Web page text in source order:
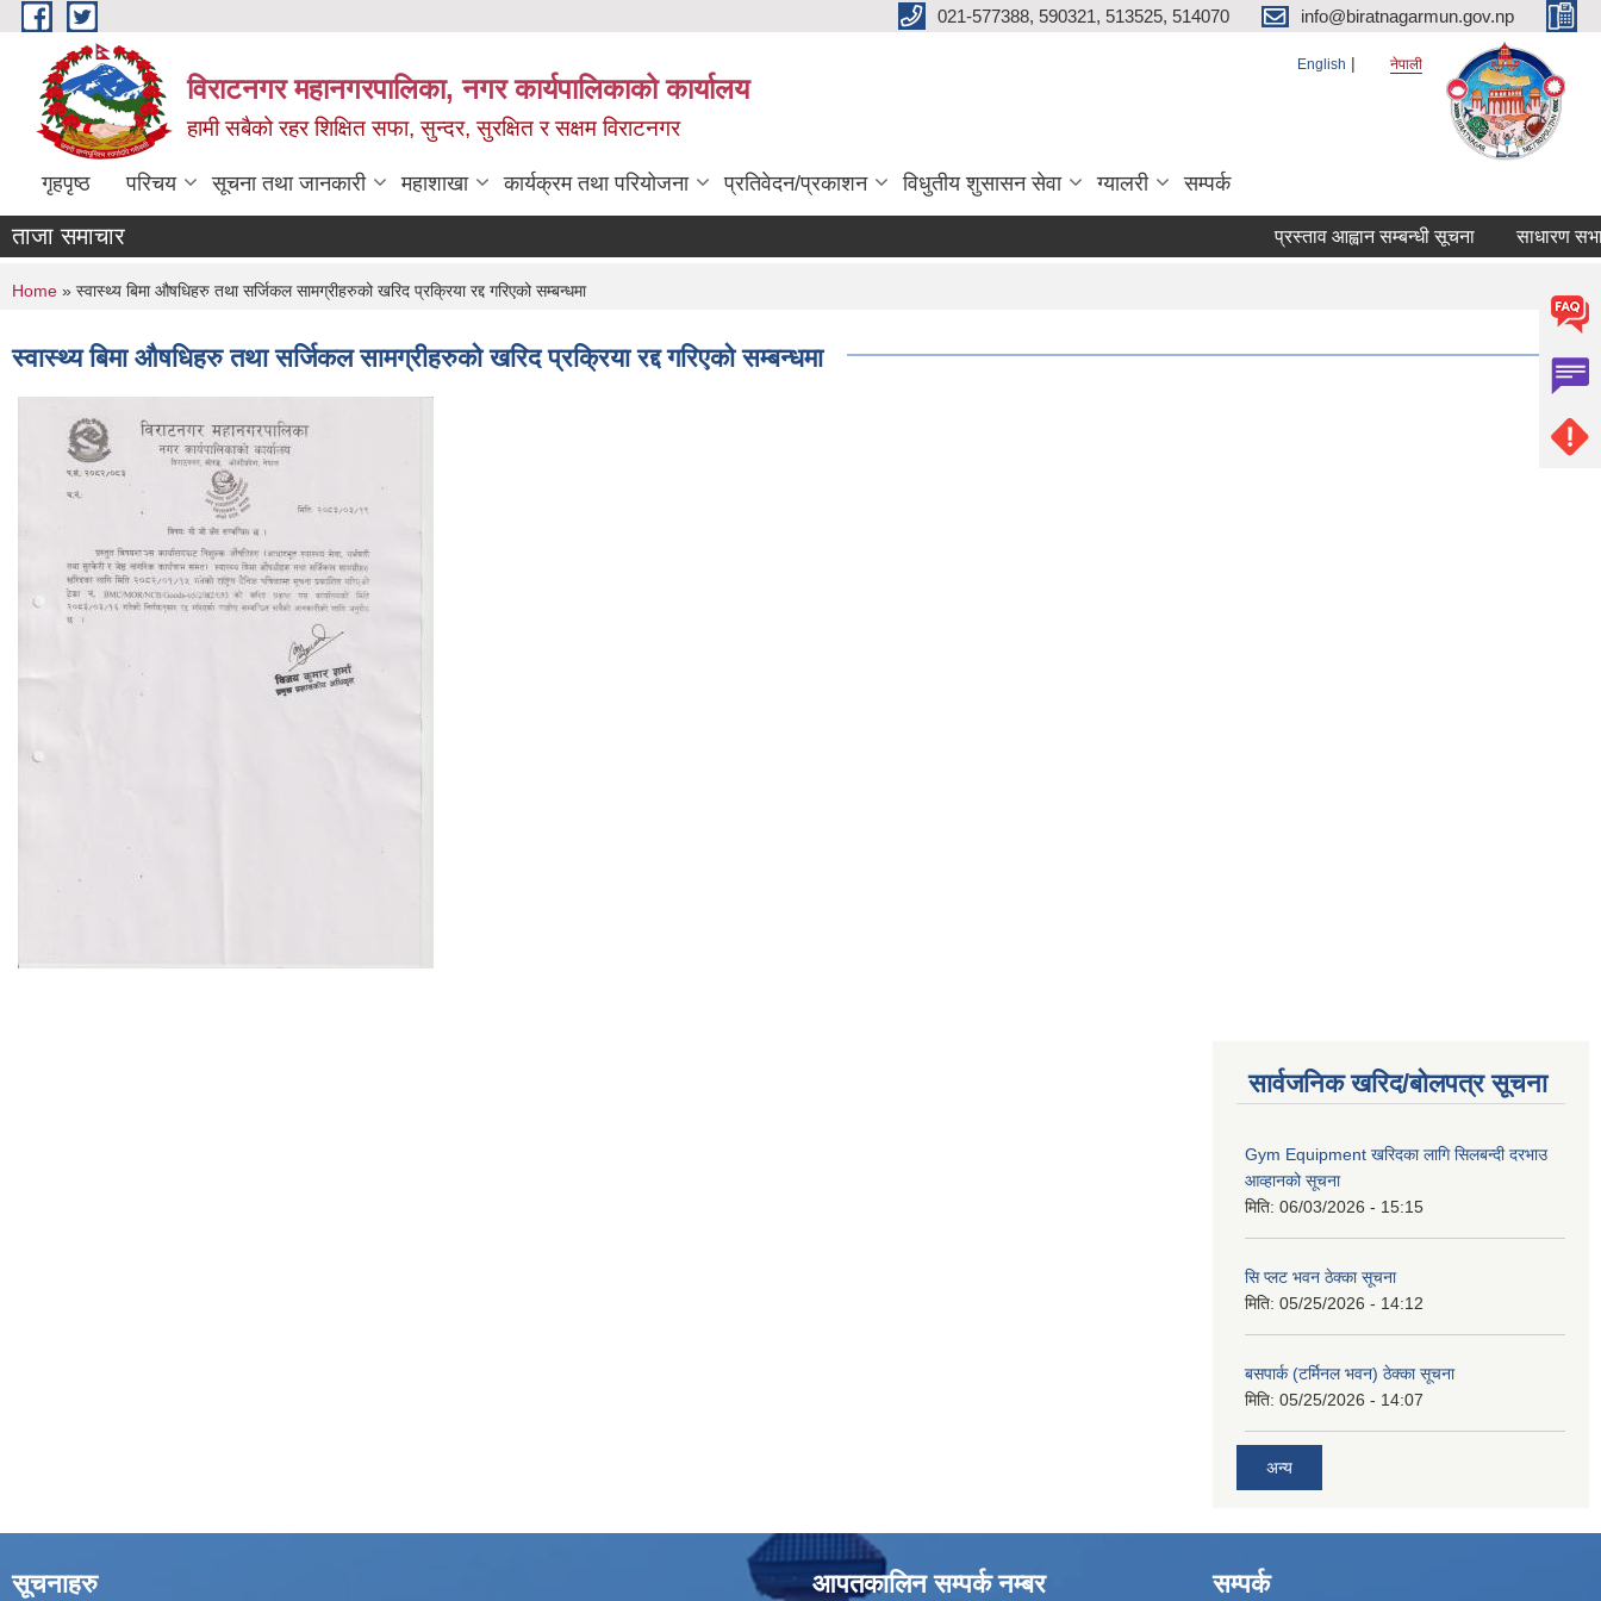
Skip to main content 021-577388, 590321, 513525, 514070 info@biratnagarmun.gov.np
विराटनगर महानगरपालिका, नगर कार्यपालिकाको कार्यालय
हामी सबैको रहर शिक्षित सफा, सुन्दर, सुरक्षित र सक्षम विराटनगर
English नेपाली
गृहपृष्ठ परिचय सूचना तथा जानकारी महाशाखा कार्यक्रम तथा परियोजना प्रतिवेदन/प्रकाशन विधुतीय शुसासन सेवा ग्यालरी सम्पर्क
ताजा समाचार प्रस्ताव आह्वान सम्बन्धी सूचना साधारण
You are here
Home » स्वास्थ्य बिमा औषधिहरु तथा सर्जिकल सामग्रीहरुको खरिद प्रक्रिया रद्द गरिएको सम्बन्धमा
स्वास्थ्य बिमा औषधिहरु तथा सर्जिकल सामग्रीहरुको खरिद प्रक्रिया रद्द गरिएको सम्बन्धमा
सार्वजनिक खरिद/बोलपत्र सूचना
Gym Equipment खरिदका लागि सिलबन्दी दरभाउ
आव्हानको सूचना
मिति: 06/03/2026 - 15:15
सि प्लट भवन ठेक्का सूचना
मिति: 05/25/2026 - 14:12
बसपार्क (टर्मिनल भवन) ठेक्का सूचना
मिति: 05/25/2026 - 14:07
अन्य
सूचनाहरु आपतकालिन सम्पर्क नम्बर सम्पर्क